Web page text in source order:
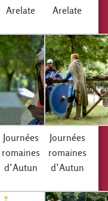
Arelate
Arelate
Journées
romaines
d’Autun
Journées
romaines
d’Autun